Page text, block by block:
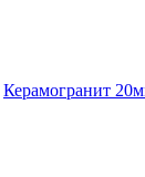
Керамогранит